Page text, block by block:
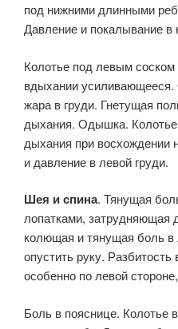
под нижними длинными
Давление и покалы­вание в
Колотье под левым
вдыхании
жара в груди. Гнетущая
дыхания. Одышка. Колотье
дыхания при восхожде­нии
и давление в левой груди.
Шея и спина. Тянущая
лопатками, затрудняющая
колющая и тянущая боль в
опустить руку.
особенно по левой
Боль в пояснице. Колотье